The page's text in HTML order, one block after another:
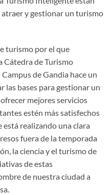
y gestionar un turismo
turismo por el que
Cátedra de Turismo
de Gandia hace un
las bases para gestionar un
mejores servicios
estén más satisfechos
está realizando una clara
fuera de la temporada
la ciencia y el turismo de
de estas
de nuestra ciudad a